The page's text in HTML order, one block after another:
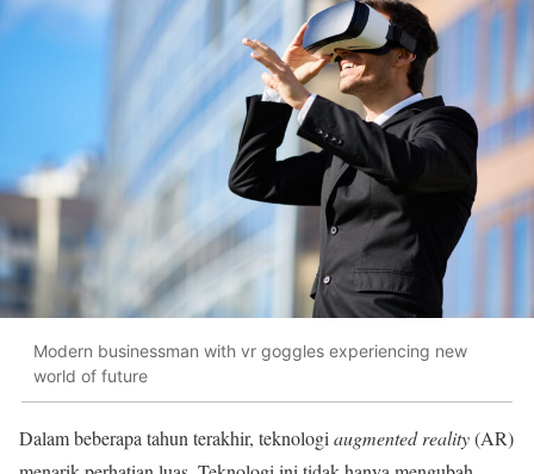
Modern businessman with vr goggles experiencing new
world of future
Dalam beberapa tahun terakhir, teknologi augmented reality(AR)